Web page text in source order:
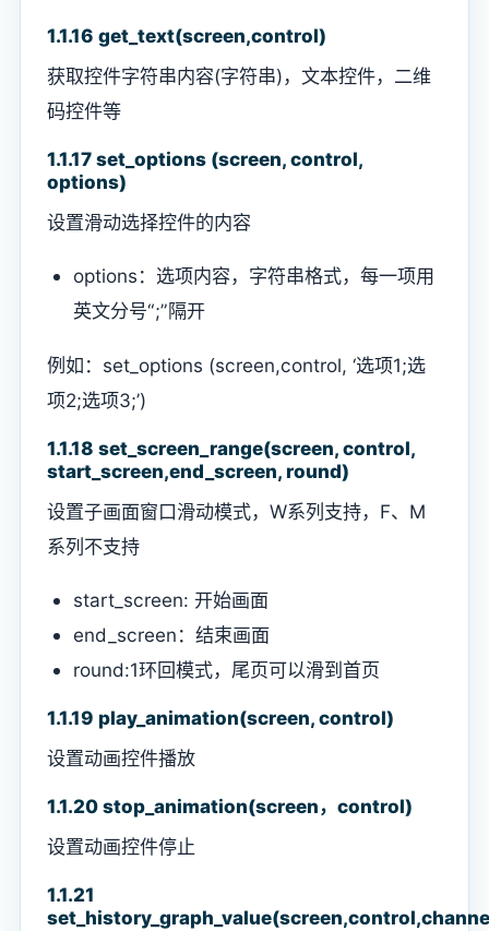
1.1.16 get_text(screen,control)
获取控件字符串内容(字符串)，文本控件，二维
码控件等
1.1.17 set_options (screen, control,
options)
设置滑动选择控件的内容
options：选项内容，字符串格式，每一项用
英文分号“;”隔开
例如：set_options (screen,control, ‘选项1;选
项2;选项3;’)
1.1.18 set_screen_range(screen, control,
start_screen,end_screen, round)
设置子画面窗口滑动模式，W系列支持，F、M
系列不支持
start_screen: 开始画面
end_screen：结束画面
round:1环回模式，尾页可以滑到首页
1.1.19 play_animation(screen, control)
设置动画控件播放
1.1.20 stop_animation(screen，control)
设置动画控件停止
1.1.21